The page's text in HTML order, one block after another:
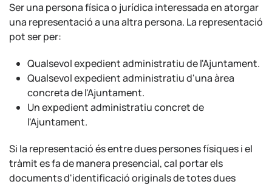
Ser una persona física o jurídica interessada en atorgar
una representació a una altra persona. La representació
pot ser per:
Qualsevol expedient administratiu de l'Ajuntament.
Qualsevol expedient administratiu d'una àrea
concreta de l'Ajuntament.
Un expedient administratiu concret de
l'Ajuntament.
Si la representació és entre dues persones físiques i el
tràmit es fa de manera presencial, cal portar els
documents d'identificació originals de totes dues